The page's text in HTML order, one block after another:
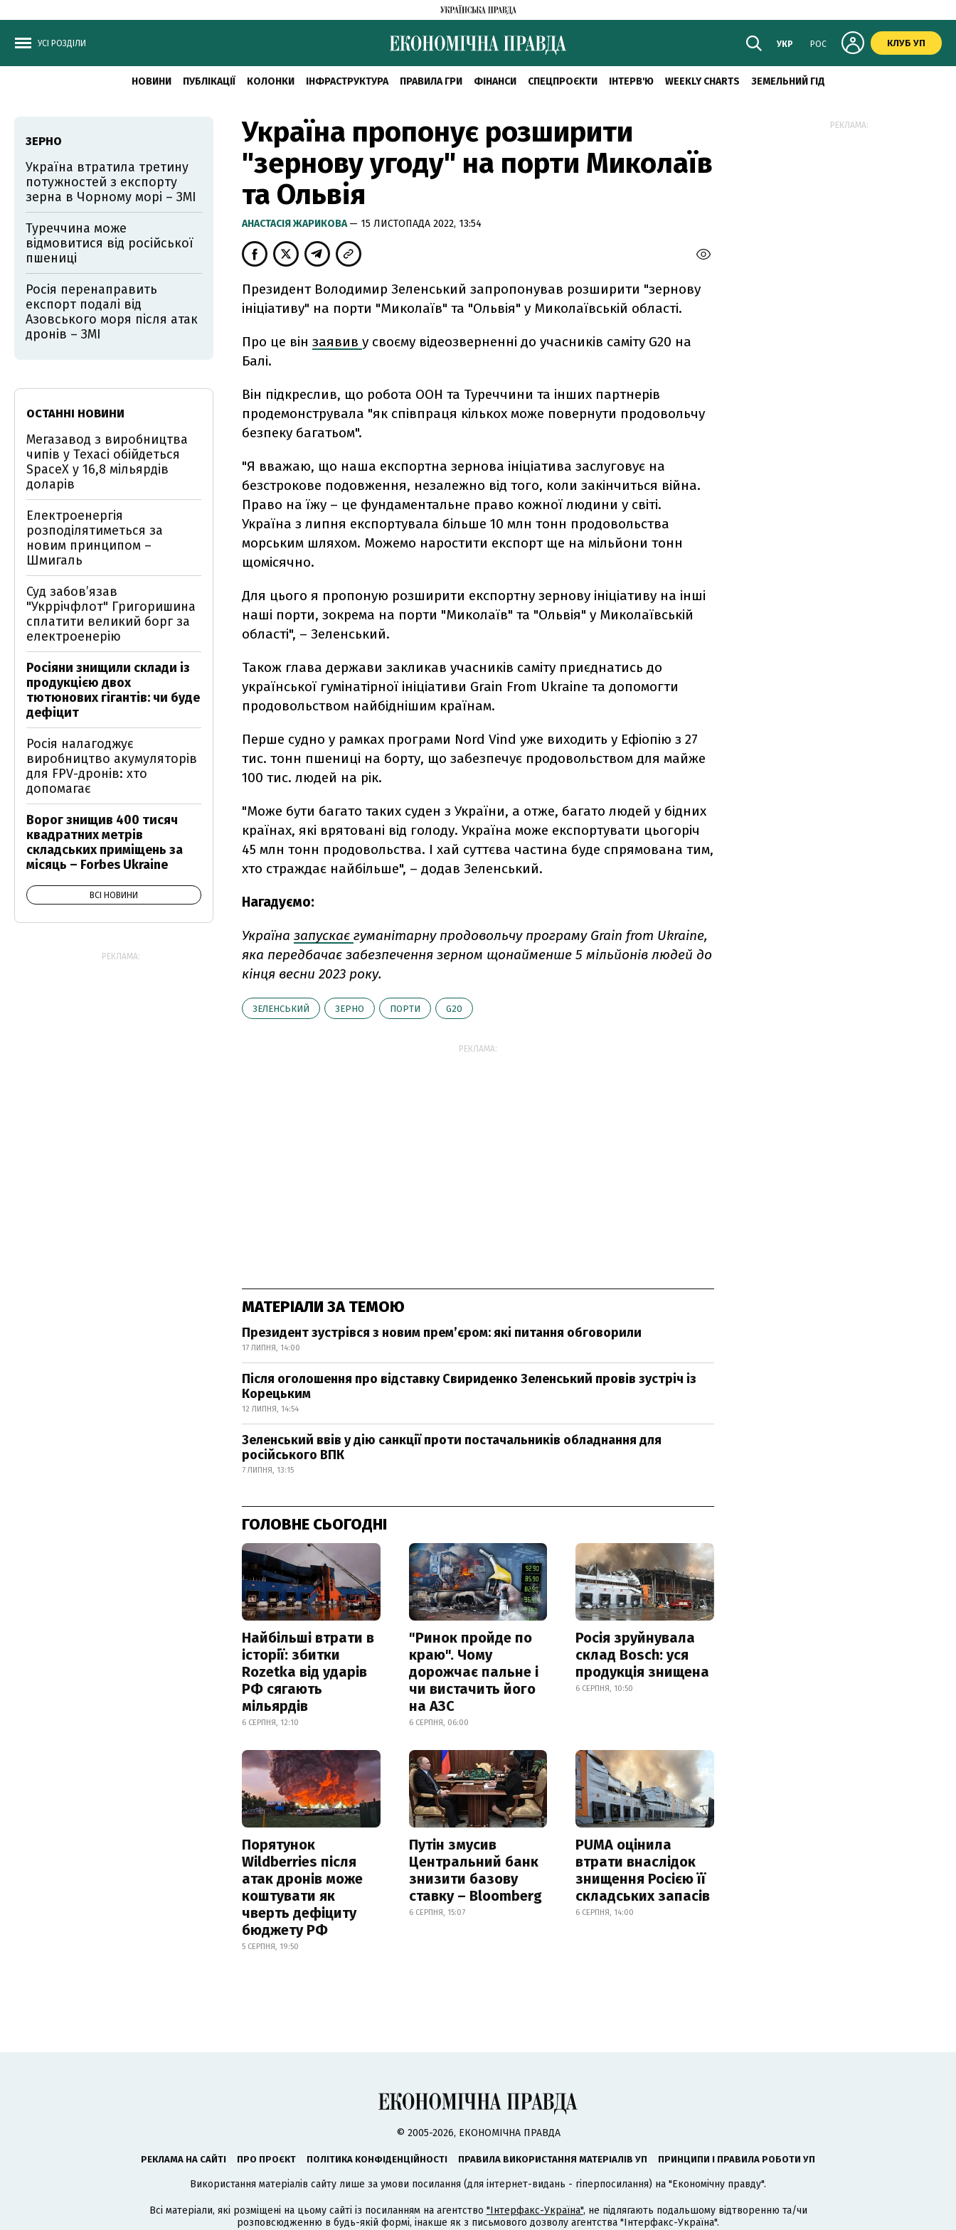
УСІ РОЗДІЛИ УКР РОС КЛУБ УП
НОВИНИ ПУБЛІКАЦІЇ КОЛОНКИ ІНФРАСТРУКТУРА ПРАВИЛА ГРИ ФІНАНСИ СПЕЦПРОЄКТИ ІНТЕРВ'Ю WEEKLY CHARTS ЗЕМЕЛЬНИЙ ГІД
Україна пропонує розширити
"зернову угоду" на порти Миколаїв
та Ольвія
АНАСТАСІЯ ЖАРИКОВА— 15 ЛИСТОПАДА 2022, 13:54
Президент Володимир Зеленський запропонував розширити "зернову
ініціативу" на порти "Миколаїв" та "Ольвія" у Миколаївській області.
Про це він заявив у своєму відеозверненні до учасників саміту G20 на
Балі.
Він підкреслив, що робота ООН та Туреччини та інших партнерів
продемонструвала "як співпраця кількох може повернути продовольчу
безпеку багатьом".
"Я вважаю, що наша експортна зернова ініціатива заслуговує на
безстрокове подовження, незалежно від того, коли закінчиться війна.
Право на їжу – це фундаментальне право кожної людини у світі.
Україна з липня експортувала більше 10 млн тонн продовольства
морським шляхом. Можемо наростити експорт ще на мільйони тонн
щомісячно.
Для цього я пропоную розширити експортну зернову ініціативу на інші
наші порти, зокрема на порти "Миколаїв" та "Ольвія" у Миколаївській
області", – Зеленський.
Також глава держави закликав учасників саміту приєднатись до
української гумінатірної ініціативи Grain From Ukraine та допомогти
продовольством найбіднішим країнам.
Перше судно у рамках програми Nord Vind уже виходить у Ефіопію з 27
тис. тонн пшениці на борту, що забезпечує продовольством для майже
100 тис. людей на рік.
"Може бути багато таких суден з України, а отже, багато людей у бідних
країнах, які врятовані від голоду. Україна може експортувати цьогоріч
45 млн тонн продовольства. І хай суттєва частина буде спрямована тим,
хто страждає найбільше", – додав Зеленський.
Нагадуємо:
Україна запускає гуманітарну продовольчу програму Grain from Ukraine,
яка передбачає забезпечення зерном щонайменше 5 мільйонів людей до
кінця весни 2023 року.
ЗЕЛЕНСЬКИЙ ЗЕРНО ПОРТИ G20
РЕКЛАМА:
МАТЕРІАЛИ ЗА ТЕМОЮ
Президент зустрівся з новим прем’єром: які питання обговорили
17 ЛИПНЯ, 14:00
Після оголошення про відставку Свириденко Зеленський провів зустріч із
Корецьким
12 ЛИПНЯ, 14:54
Зеленський ввів у дію санкції проти постачальників обладнання для
російського ВПК
7 ЛИПНЯ, 13:15
ГОЛОВНЕ СЬОГОДНІ
Найбільші втрати в
історії: збитки
Rozetka від ударів
РФ сягають
мільярдів
6 СЕРПНЯ, 12:10
"Ринок пройде по
краю". Чому
дорожчає пальне і
чи вистачить його
на АЗС
6 СЕРПНЯ, 06:00
Росія зруйнувала
склад Bosch: уся
продукція знищена
6 СЕРПНЯ, 10:50
Порятунок
Wildberries після
атак дронів може
коштувати як
чверть дефіциту
бюджету РФ
5 СЕРПНЯ, 19:50
Путін змусив
Центральний банк
знизити базову
ставку – Bloomberg
6 СЕРПНЯ, 15:07
PUMA оцінила
втрати внаслідок
знищення Росією її
складських запасів
6 СЕРПНЯ, 14:00
ЗЕРНО
Україна втратила третину
потужностей з експорту
зерна в Чорному морі – ЗМІ
Туреччина може
відмовитися від російської
пшениці
Росія перенаправить
експорт подалі від
Азовського моря після атак
дронів – ЗМІ
ОСТАННІ НОВИНИ
Мегазавод з виробництва
чипів у Техасі обійдеться
SpaceX у 16,8 мільярдів
доларів
Електроенергія
розподілятиметься за
новим принципом –
Шмигаль
Суд забов’язав
"Укррічфлот" Григоришина
сплатити великий борг за
електроенерію
Росіяни знищили склади із
продукцією двох
тютюнових гігантів: чи буде
дефіцит
Росія налагоджує
виробництво акумуляторів
для FPV-дронів: хто
допомагає
Ворог знищив 400 тисяч
квадратних метрів
складських приміщень за
місяць – Forbes Ukraine
ВСІ НОВИНИ
РЕКЛАМА:
РЕКЛАМА:
© 2005-2026, ЕКОНОМІЧНА ПРАВДА
РЕКЛАМА НА САЙТІ ПРО ПРОЄКТ ПОЛІТИКА КОНФІДЕНЦІЙНОСТІ ПРАВИЛА ВИКОРИСТАННЯ МАТЕРІАЛІВ УП ПРИНЦИПИ І ПРАВИЛА РОБОТИ УП
Використання матеріалів сайту лише за умови посилання (для інтернет-видань - гіперпосилання) на "Економічну правду".
Всі матеріали, які розміщені на цьому сайті із посиланням на агентство "Інтерфакс-Україна", не підлягають подальшому відтворенню та/чи
розповсюдженню в будь-якій формі, інакше як з письмового дозволу агентства "Інтерфакс-Україна".